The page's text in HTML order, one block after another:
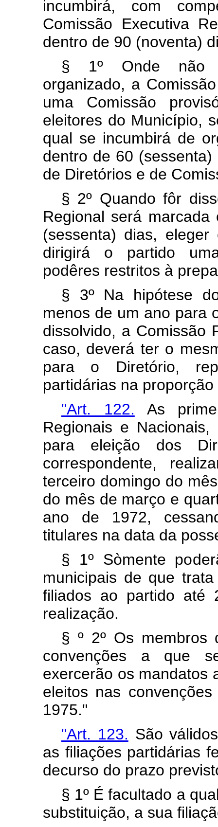
incumbirá, com
Comissão Executiva
dentro de 90 (noventa)
§ 1º Onde não
organizado, a
uma Comissão
eleitores do Município,
qual se incumbirá de
dentro de 60
de Diretórios e de
§ 2º Quando fôr
Regional será
(sessenta) dias,
dirigirá o partido
podêres restritos à
§ 3º Na hipótese
menos de um ano para
dissolvido, a Comissão
caso, deverá ter o
para o Diretório,
partidárias na
"Art. 122. As
Regionais e
para eleição dos
correspondente,
terceiro domingo do
do mês de março e
ano de 1972,
titulares na data da
§ 1º Sòmente
municipais de que
filiados ao partido até
realização.
§ º 2º Os membros
convenções a que
exercerão os mandatos
eleitos nas
1975."
"Art. 123. São
as filiações partidárias
decurso do prazo
§ 1º É facultado a
substituição, a sua